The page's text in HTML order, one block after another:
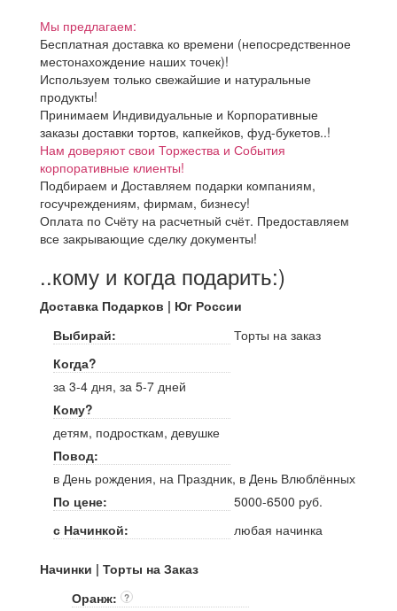
Мы предлагаем:
Бесплатная доставка ко времени (непосредственное
местонахождение наших точек)!
Используем только свежайшие и натуральные
продукты!
Принимаем Индивидуальные и Корпоративные
заказы доставки тортов, капкейков, фуд-букетов..!
Нам доверяют свои Торжества и События
корпоративные клиенты!
Подбираем и Доставляем подарки компаниям,
госучреждениям, фирмам, бизнесу!
Оплата по Счёту на расчетный счёт. Предоставляем
все закрывающие сделку документы!
..кому и когда подарить:)
Доставка Подарков | Юг России
Выбирай:
Торты на заказ
Когда?
за 3-4 дня, за 5-7 дней
Кому?
детям, подросткам, девушке
Повод:
в День рождения, на Праздник, в День Влюблённых
По цене:
5000-6500 руб.
с Начинкой:
любая начинка
Начинки | Торты на Заказ
Оранж:
?